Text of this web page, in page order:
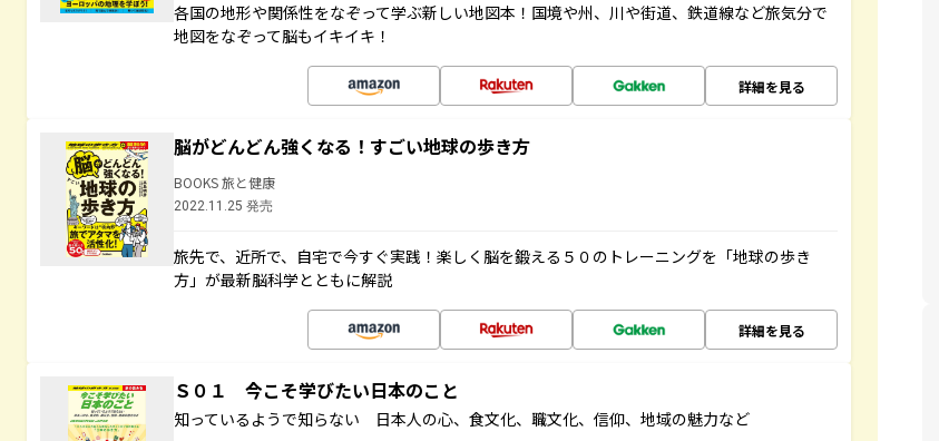
各国の地形や関係性をなぞって学ぶ新しい地図本！国境や州、川や街道、鉄道線など旅気分で
地図をなぞって脳もイキイキ！
詳細を見る
脳がどんどん強くなる！すごい地球の歩き方
BOOKS 旅と健康
2022.11.25 発売
旅先で、近所で、自宅で今すぐ実践！楽しく脳を鍛える５０のトレーニングを「地球の歩き
方」が最新脳科学とともに解説
詳細を見る
Ｓ０１ 今こそ学びたい日本のこと
知っているようで知らない 日本人の心、食文化、職文化、信仰、地域の魅力など